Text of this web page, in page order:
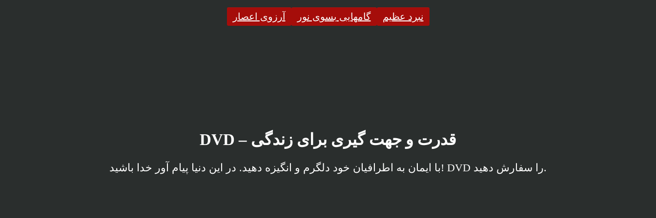
نبرد عظیم گامهایی بسوی نور آرزوی اعصار
قدرت و جهت گیری برای زندگی – DVD
.را سفارش دهید DVD !با ایمان به اطرافیان خود دلگرم و انگیزه دهید. در این دنیا پیام آور خدا باشید